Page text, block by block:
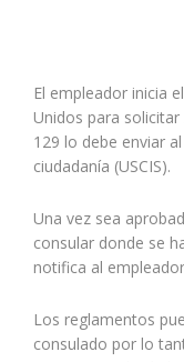
El empleador inicia
Unidos para
129 lo debe enviar
ciudadanía (USCIS).
Una vez sea
consular donde se
notifica al
Los reglamentos
consulado por lo